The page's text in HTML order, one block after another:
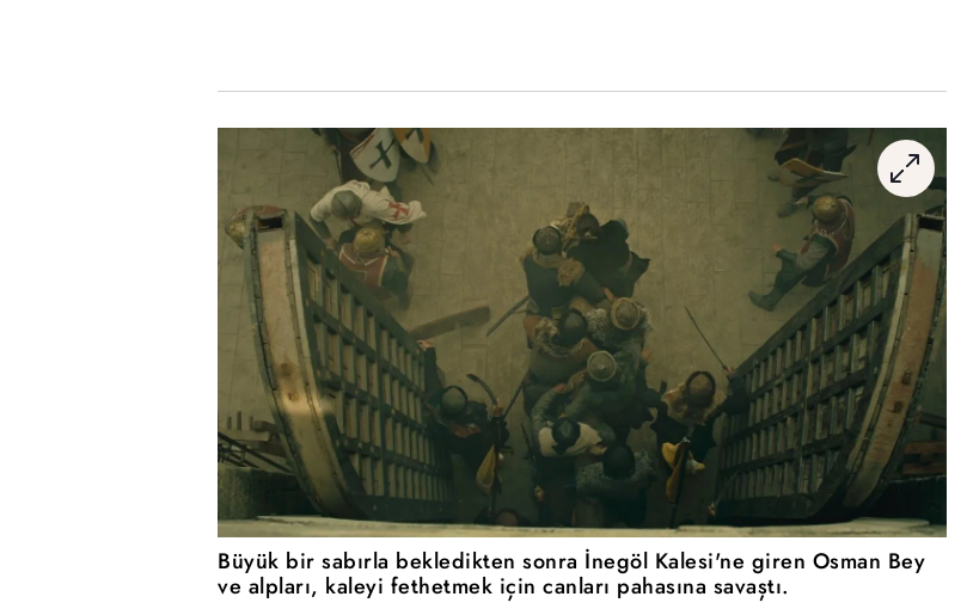
Büyük bir sabırla bekledikten sonra İnegöl Kalesi'ne giren Osman Bey
ve alpları, kaleyi fethetmek için canları pahasına savaştı.